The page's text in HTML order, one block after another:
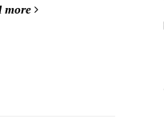
more